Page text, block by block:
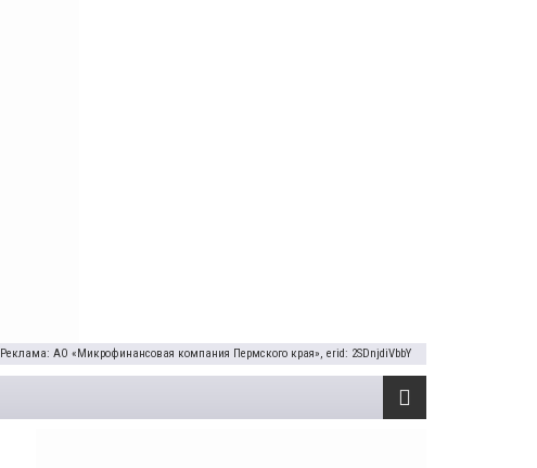
Реклама: АО «Микрофинансовая компания Пермского края», erid: 2SDnjdiVbbY